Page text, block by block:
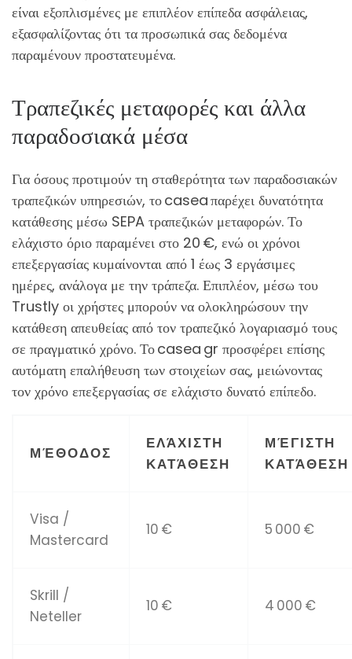
είναι εξοπλισμένες με επιπλέον επίπεδα ασφάλειας,
εξασφαλίζοντας ότι τα προσωπικά σας δεδομένα
παραμένουν προστατευμένα.
Τραπεζικές μεταφορές και άλλα
παραδοσιακά μέσα
Για όσους προτιμούν τη σταθερότητα των παραδοσιακών
τραπεζικών υπηρεσιών, το casea παρέχει δυνατότητα
κατάθεσης μέσω SEPA τραπεζικών μεταφορών. Το
ελάχιστο όριο παραμένει στο 20 €, ενώ οι χρόνοι
επεξεργασίας κυμαίνονται από 1 έως 3 εργάσιμες
ημέρες, ανάλογα με την τράπεζα. Επιπλέον, μέσω του
Trustly οι χρήστες μπορούν να ολοκληρώσουν την
κατάθεση απευθείας από τον τραπεζικό λογαριασμό τους
σε πραγματικό χρόνο. Το casea gr προσφέρει επίσης
αυτόματη επαλήθευση των στοιχείων σας, μειώνοντας
τον χρόνο επεξεργασίας σε ελάχιστο δυνατό επίπεδο.
ΜΈΘΟΔΟΣ
ΕΛΆΧΙΣΤΗ
ΚΑΤΆΘΕΣΗ
ΜΈΓΙΣΤΗ
ΚΑΤΆΘΕΣΗ
Visa /
Mastercard
10 € 5 000 €
Skrill /
Neteller
10 € 4 000 €